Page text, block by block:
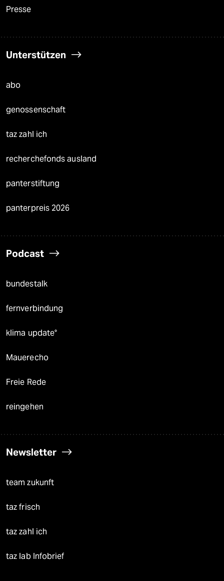
Presse
Unterstützen
abo
genossenschaft
taz zahl ich
recherchefonds ausland
panterstiftung
panterpreis 2026
Podcast
bundestalk
fernverbindung
klima update°
Mauerecho
Freie Rede
reingehen
Newsletter
team zukunft
taz frisch
taz zahl ich
taz lab Infobrief